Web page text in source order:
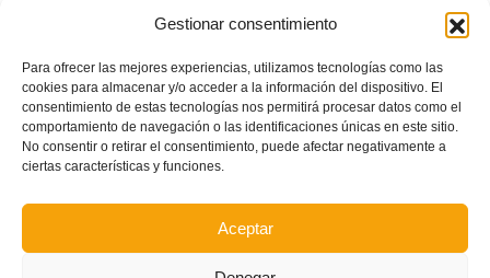
Gestionar consentimiento
Para ofrecer las mejores experiencias, utilizamos tecnologías como las
cookies para almacenar y/o acceder a la información del dispositivo. El
consentimiento de estas tecnologías nos permitirá procesar datos como el
comportamiento de navegación o las identificaciones únicas en este sitio.
No consentir o retirar el consentimiento, puede afectar negativamente a
ciertas características y funciones.
Aceptar
Condolencias por el fallecimiento de Antonio Borrás